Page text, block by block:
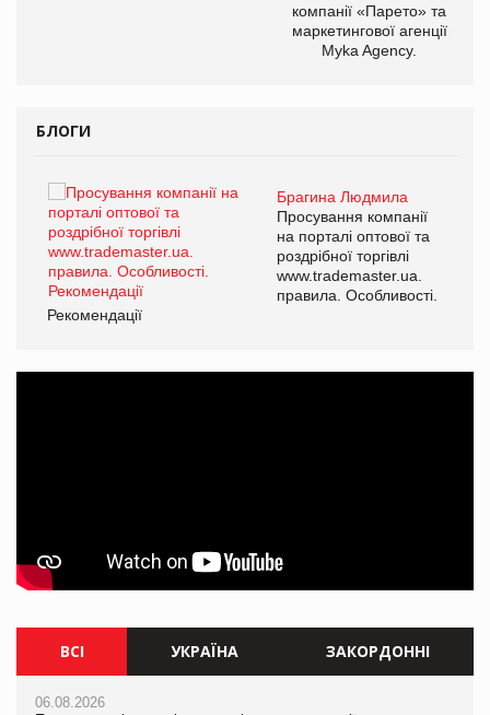
компанії «Парето» та
маркетингової агенції
Myka Agency.
БЛОГИ
Брагина Людмила
Просування компанії
на порталі оптової та
роздрібної торгівлі
www.trademaster.ua.
правила. Особливості.
Рекомендації
ВСІ УКРАЇНА ЗАКОРДОННІ
06.08.2026
06.08.2026
06.08.2026